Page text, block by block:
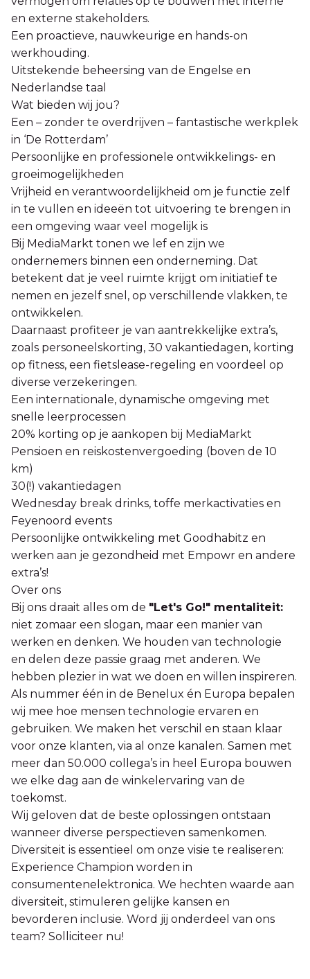
en externe stakeholders.
Een proactieve, nauwkeurige en hands-on
werkhouding.
Uitstekende beheersing van de Engelse en
Nederlandse taal
Wat bieden wij jou?
Een – zonder te overdrijven – fantastische werkplek
in ‘De Rotterdam’
Persoonlijke en professionele ontwikkelings- en
groeimogelijkheden
Vrijheid en verantwoordelijkheid om je functie zelf
in te vullen en ideeën tot uitvoering te brengen in
een omgeving waar veel mogelijk is
Bij MediaMarkt tonen we lef en zijn we
ondernemers binnen een onderneming. Dat
betekent dat je veel ruimte krijgt om initiatief te
nemen en jezelf snel, op verschillende vlakken, te
ontwikkelen.
Daarnaast profiteer je van aantrekkelijke extra’s,
zoals personeelskorting, 30 vakantiedagen, korting
op fitness, een fietslease-regeling en voordeel op
diverse verzekeringen.
Een internationale, dynamische omgeving met
snelle leerprocessen
20% korting op je aankopen bij MediaMarkt
Pensioen en reiskostenvergoeding (boven de 10
km)
30(!) vakantiedagen
Wednesday break drinks, toffe merkactivaties en
Feyenoord events
Persoonlijke ontwikkeling met Goodhabitz en
werken aan je gezondheid met Empowr en andere
extra’s!
Over ons
Bij ons draait alles om de "Let's Go!" mentaliteit:
niet zomaar een slogan, maar een manier van
werken en denken. We houden van technologie
en delen deze passie graag met anderen. We
hebben plezier in wat we doen en willen inspireren.
Als nummer één in de Benelux én Europa bepalen
wij mee hoe mensen technologie ervaren en
gebruiken. We maken het verschil en staan klaar
voor onze klanten, via al onze kanalen. Samen met
meer dan 50.000 collega’s in heel Europa bouwen
we elke dag aan de winkelervaring van de
toekomst.
Wij geloven dat de beste oplossingen ontstaan
wanneer diverse perspectieven samenkomen.
Diversiteit is essentieel om onze visie te realiseren:
Experience Champion worden in
consumentenelektronica. We hechten waarde aan
diversiteit, stimuleren gelijke kansen en
bevorderen inclusie. Word jij onderdeel van ons
team? Solliciteer nu!